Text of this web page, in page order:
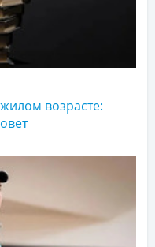
возрасте: